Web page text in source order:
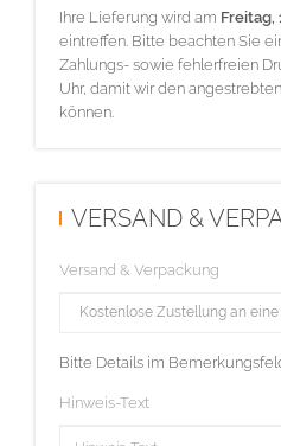
Ihre Lieferung wird am Freitag,
eintreffen. Bitte beachten Sie
Zahlungs- sowie fehlerfreien
Uhr, damit wir den
können.
VERSAND &
Versand & Verpackung
Bitte Details im
Hinweis-Text